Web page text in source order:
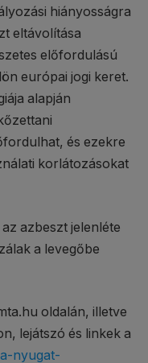
hiányosságra
eltávolítása
előfordulású
európai jogi keret.
alapján
és ezekre
korlátozásokat
azbeszt jelenléte
a levegőbe
oldalán, illetve
lejátszó és linkek a
nyugat-